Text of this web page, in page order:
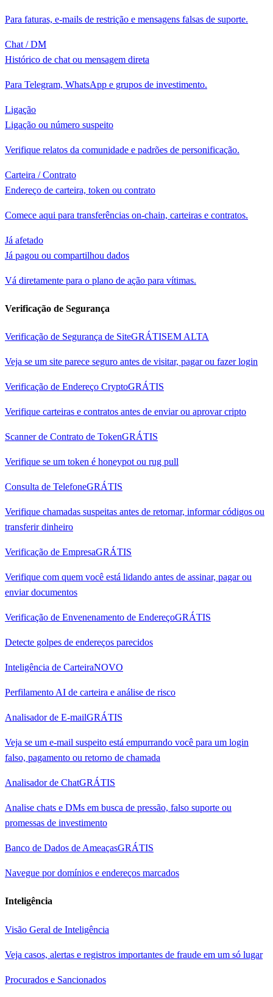
Para faturas, e-mails de restrição e mensagens falsas de suporte.
Chat / DM
Histórico de chat ou mensagem direta
Para Telegram, WhatsApp e grupos de investimento.
Ligação
Ligação ou número suspeito
Verifique relatos da comunidade e padrões de personificação.
Carteira / Contrato
Endereço de carteira, token ou contrato
Comece aqui para transferências on-chain, carteiras e contratos.
Já afetado
Já pagou ou compartilhou dados
Vá diretamente para o plano de ação para vítimas.
Verificação de Segurança
Verificação de Segurança de SiteGRÁTISEM ALTA
Veja se um site parece seguro antes de visitar, pagar ou fazer login
Verificação de Endereço CryptoGRÁTIS
Verifique carteiras e contratos antes de enviar ou aprovar cripto
Scanner de Contrato de TokenGRÁTIS
Verifique se um token é honeypot ou rug pull
Consulta de TelefoneGRÁTIS
Verifique chamadas suspeitas antes de retornar, informar códigos ou
transferir dinheiro
Verificação de EmpresaGRÁTIS
Verifique com quem você está lidando antes de assinar, pagar ou
enviar documentos
Verificação de Envenenamento de EndereçoGRÁTIS
Detecte golpes de endereços parecidos
Inteligência de CarteiraNOVO
Perfilamento AI de carteira e análise de risco
Analisador de E-mailGRÁTIS
Veja se um e-mail suspeito está empurrando você para um login
falso, pagamento ou retorno de chamada
Analisador de ChatGRÁTIS
Analise chats e DMs em busca de pressão, falso suporte ou
promessas de investimento
Banco de Dados de AmeaçasGRÁTIS
Navegue por domínios e endereços marcados
Inteligência
Visão Geral de Inteligência
Veja casos, alertas e registros importantes de fraude em um só lugar
Procurados e Sancionados